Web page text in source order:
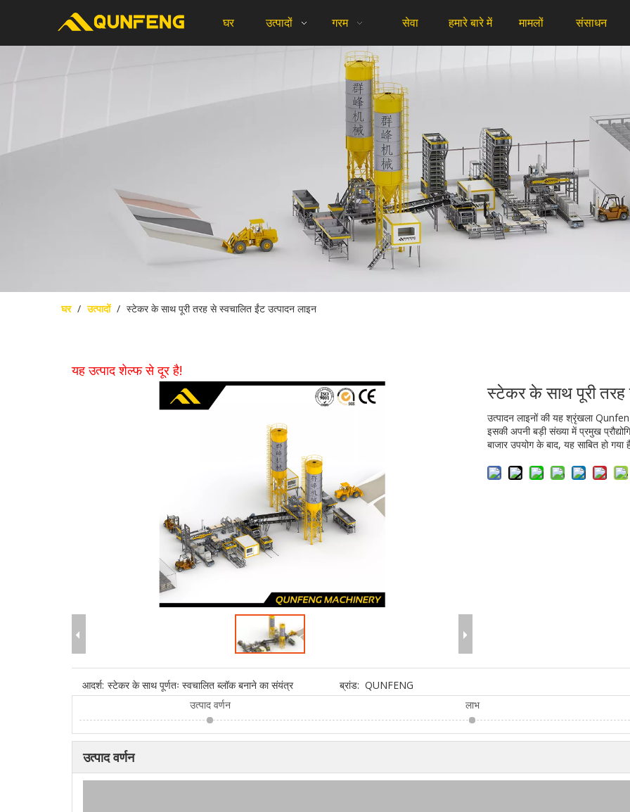
घर उत्पादों गरम सेवा हमारे बारे में मामलों संसाधन
घर / उत्पादों / स्टेकर के साथ पूरी तरह से स्वचालित ईंट उत्पादन लाइन
यह उत्पाद शेल्फ से दूर है!
स्टेकर के साथ पूरी
उत्पादन लाइनों की यह श्रृंखला
इसकी अपनी बड़ी संख्या में प्रमुख
बाजार उपयोग के बाद, यह साबित हो
आदर्श: स्टेकर के साथ पूर्णतः स्वचालित ब्लॉक बनाने का संयंत्र ब्रांड: QUNFENG
उत्पाद वर्णन
लाभ
उत्पाद वर्णन